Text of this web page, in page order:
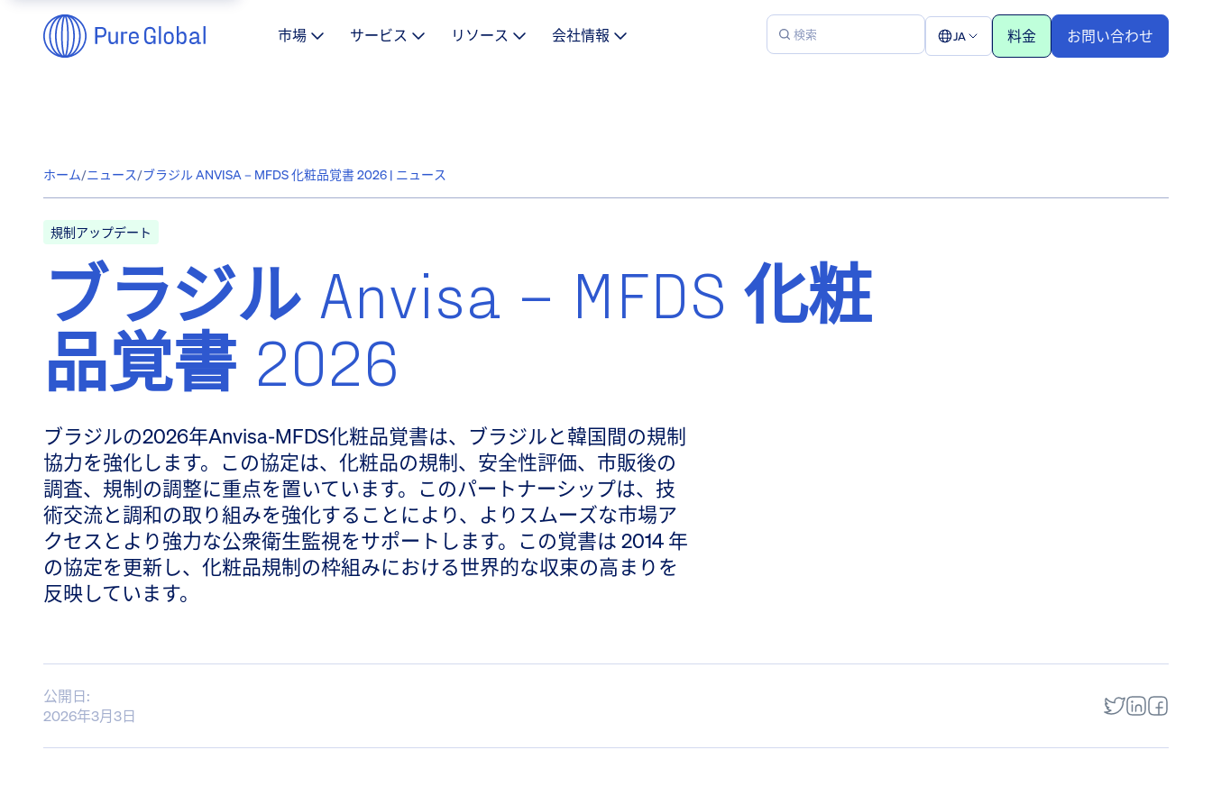
市場 サービス リソース 会社情報 JA 料金 お問い合わせ
ホーム/ニュース/ブラジル ANVISA – MFDS 化粧品覚書 2026 | ニュース
規制アップデート
ブラジル Anvisa – MFDS 化粧
品覚書 2026
ブラジルの2026年Anvisa-MFDS化粧品覚書は、ブラジルと韓国間の規制
協力を強化します。この協定は、化粧品の規制、安全性評価、市販後の
調査、規制の調整に重点を置いています。このパートナーシップは、技
術交流と調和の取り組みを強化することにより、よりスムーズな市場ア
クセスとより強力な公衆衛生監視をサポートします。この覚書は 2014 年
の協定を更新し、化粧品規制の枠組みにおける世界的な収束の高まりを
反映しています。
公開日:
2026年3月3日